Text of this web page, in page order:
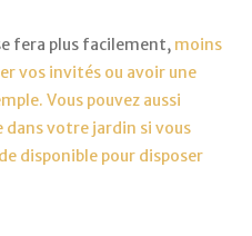
fera plus facilement, moins
vos invités ou avoir une
Vous pouvez aussi
votre jardin si vous
disponible pour disposer